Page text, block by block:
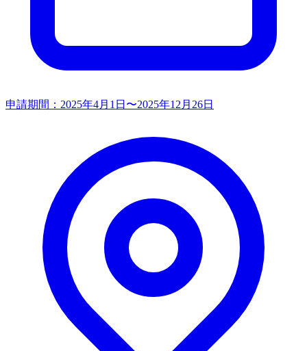
申請期間： 2025年4月1日〜2025年12月26日